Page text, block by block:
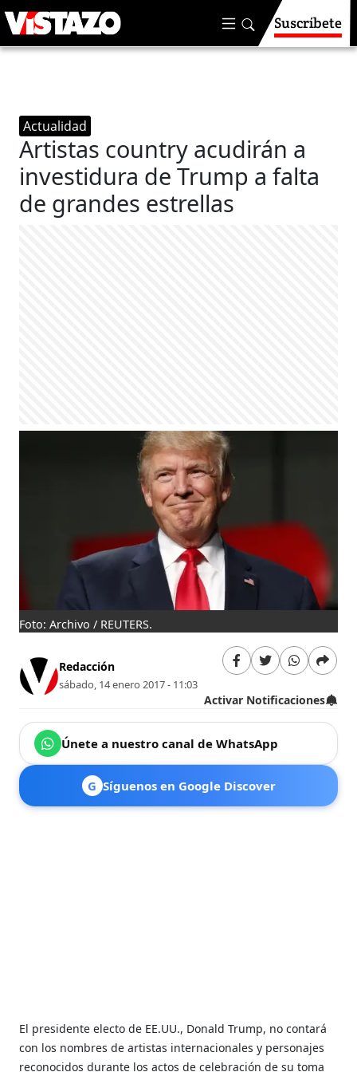
Suscríbete
Actualidad
Artistas country acudirán a
investidura de Trump a falta
de grandes estrellas
Foto: Archivo / REUTERS.
Redacción
sábado, 14 enero 2017 - 11:03
Activar Notificaciones
Únete a nuestro canal de WhatsApp
G Síguenos en Google Discover
El presidente electo de EE.UU., Donald Trump, no contará
con los nombres de artistas internacionales y personajes
reconocidos durante los actos de celebración de su toma